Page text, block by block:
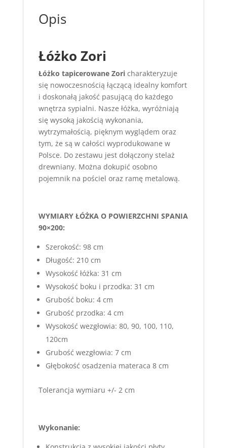
Opis
Łóżko Zori
Łóżko tapicerowane Zori charakteryzuje
się nowoczesnością łączącą idealny komfort
i doskonałą jakość pasującą do każdego
wnętrza sypialni. Nasze łóżka, wyróżniają
się wysoką jakością wykonania,
wytrzymałością, pięknym wyglądem oraz
tym, że są w całości wyprodukowane w
Polsce. Do zestawu jest dołączony stelaż
drewniany. Można dokupić osobno
pojemnik na pościel oraz ramę metalową.
WYMIARY ŁÓŻKA O POWIERZCHNI SPANIA
90×200:
Szerokość: 98 cm
Długość: 210 cm
Wysokość łóżka: 31 cm
Wysokość boku i przodka: 31 cm
Grubość boku: 4 cm
Grubość przodka: 4 cm
Wysokość wezgłowia: 80, 90, 100, 110,
120cm
Grubość wezgłowia: 7 cm
Głębokość osadzenia materaca 8 cm
Tolerancja wymiaru +/- 2 cm
Wykonanie: